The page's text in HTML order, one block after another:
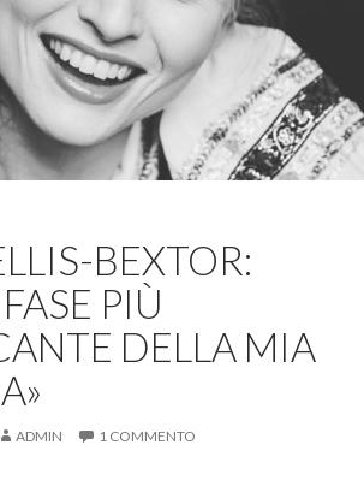
BEXTOR:
PIÙ
DELLA MIA
ADMIN 1 COMMENTO